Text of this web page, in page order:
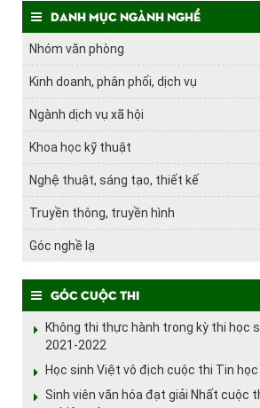
Danh mục ngành nghề
Nhóm văn phòng
Kinh doanh, phân phối, dịch vụ
Ngành dịch vụ xã hội
Khoa học kỹ thuật
Nghệ thuật, sáng tạo, thiết kế
Truyền thông, truyền hình
Góc nghề lạ
Góc cuộc thi
Không thi thực hành trong kỳ thi học
2021-2022
Học sinh Việt vô địch cuộc thi Tin
Sinh viên văn hóa đạt giải Nhất cuộc